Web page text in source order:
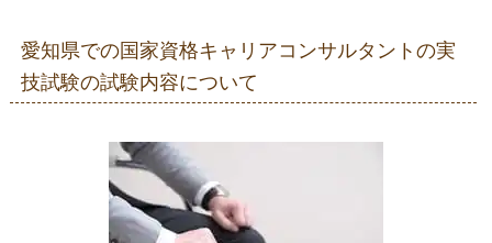
愛知県での国家資格キャリアコンサルタントの実
技試験の試験内容について